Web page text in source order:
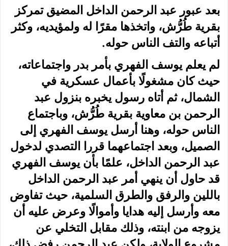
بعد عبور عبد الرحمن الداخل المضيق تمركز
بقرية طُرُّش، واتخذها مقرًا له ولمؤيديه، وكثر
أتباعه والتف الناس حوله.
لم يعلم يوسف الفهري بأمر بدر واجتماعاته،
حيث كان مشغولًا بأعمال عسكرية في
الشمال، ثم أتاه رسول يخبره بنزول عبد
الرحمن بن معاوية بقرية طُرُّش، وباجتماع
الناس حوله، وهنا أرسل يوسف الفهري إلى
الصميل، وبعد اجتماعهما قررا التصدي لدخول
عبد الرحمن الداخل، علمًا بأن يوسف الفهري
قد حاول أن ينهي أمر عبد الرحمن الداخل
باللين والرفق والطرق السلمية، حيث تفاوض
معه وأرسل إليه هدايا وأموالًا وعرض عليه أن
يزوجه من ابنته، وذلك مقابل التخلي عن